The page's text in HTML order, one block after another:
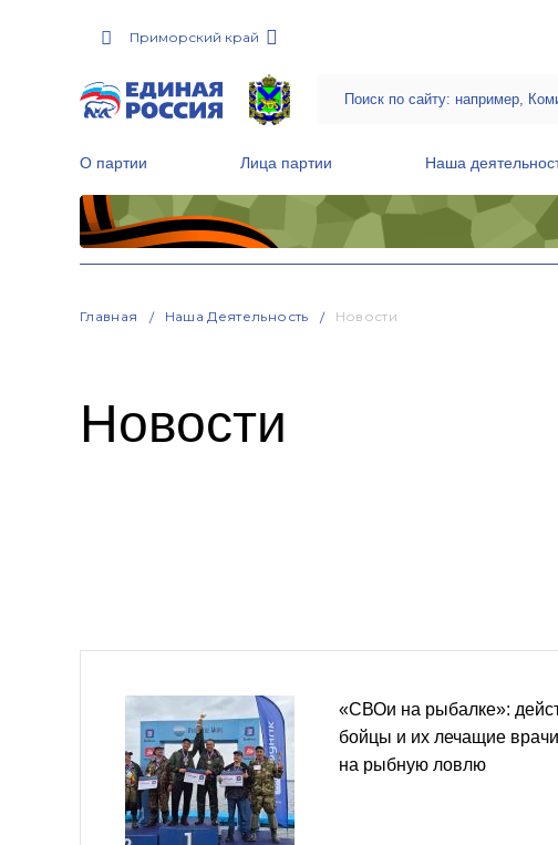
Приморский край
О партии Лица партии Наша
Главная Наша Деятельность Новости
Новости
«СВОи на рыбалке»:
бойцы и их лечащие
на рыбную ловлю